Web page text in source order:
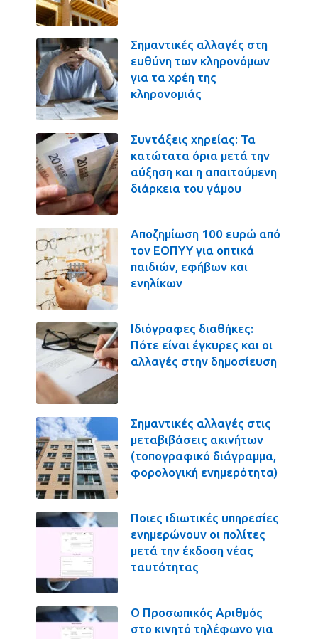
Σημαντικές αλλαγές στη
ευθύνη των κληρονόμων
για τα χρέη της
κληρονομιάς
Συντάξεις χηρείας: Τα
κατώτατα όρια μετά την
αύξηση και η απαιτούμενη
διάρκεια του γάμου
Αποζημίωση 100 ευρώ από
τον ΕΟΠΥΥ για οπτικά
παιδιών, εφήβων και
ενηλίκων
Ιδιόγραφες διαθήκες:
Πότε είναι έγκυρες και οι
αλλαγές στην δημοσίευση
Σημαντικές αλλαγές στις
μεταβιβάσεις ακινήτων
(τοπογραφικό διάγραμμα,
φορολογική ενημερότητα)
Ποιες ιδιωτικές υπηρεσίες
ενημερώνουν οι πολίτες
μετά την έκδοση νέας
ταυτότητας
Ο Προσωπικός Αριθμός
στο κινητό τηλέφωνο για